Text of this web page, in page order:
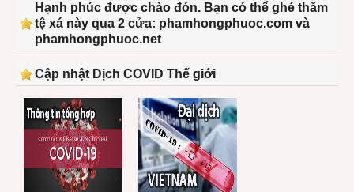
Hạnh phúc được chào đón. Bạn có thể ghé thăm
tệ xá này qua 2 cửa: phamhongphuoc.com và
phamhongphuoc.net
Cập nhật Dịch COVID Thế giới